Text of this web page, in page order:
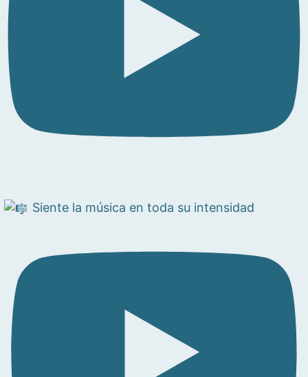
Siente la música en toda su intensidad